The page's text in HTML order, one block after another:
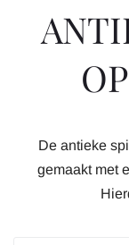
De antieke
gemaakt met